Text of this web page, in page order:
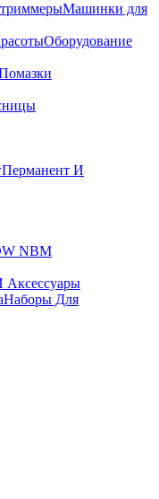
Машинки для
Оборудование
Перманент И
NBM
Наборы Для